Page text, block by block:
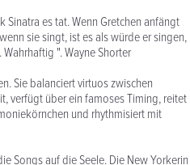
Sinatra es tat. Wenn Gretchen anfängt
sie singt, ist es als würde er singen,
". Wayne Shorter
Sie balanciert virtuos zwischen
verfügt über ein famoses Timing, reitet
und rhythmisiert mit
Songs auf die Seele. Die New Yorkerin